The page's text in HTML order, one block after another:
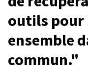
outils pour
ensemble
commun."